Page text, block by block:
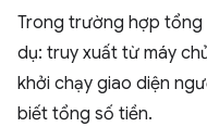
Trong trường hợp
dụ: truy xuất từ máy
khởi chạy giao diện
biết tổng số tiền.